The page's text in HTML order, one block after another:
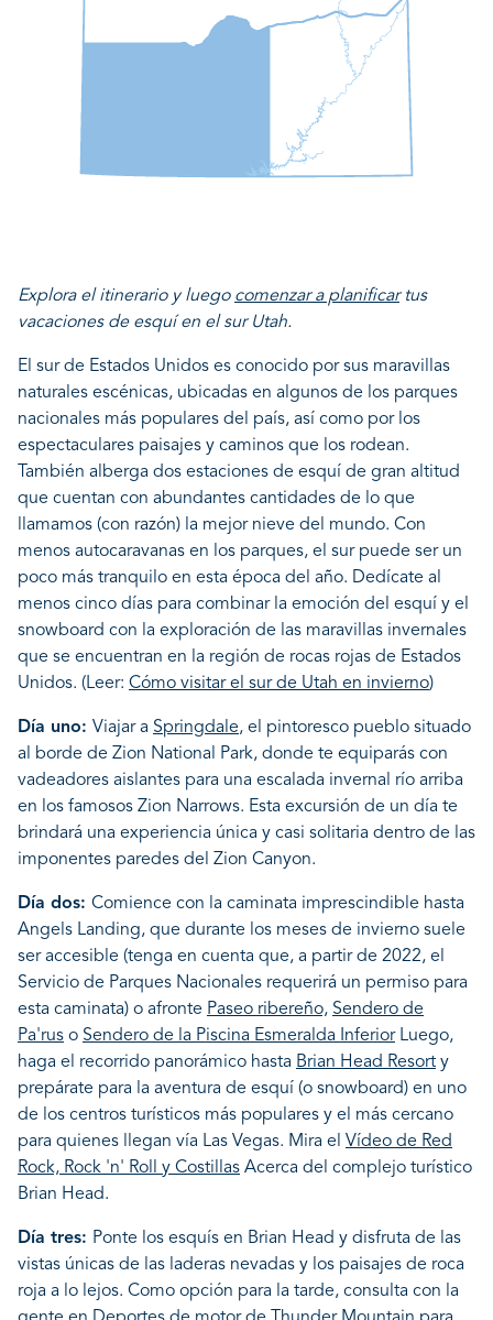
Explora el itinerario y luego comenzar a planificartus
vacaciones de esquí en el sur Utah.
El sur de Estados Unidos es conocido por sus maravillas
naturales escénicas, ubicadas en algunos de los parques
nacionales más populares del país, así como por los
espectaculares paisajes y caminos que los rodean.
También alberga dos estaciones de esquí de gran altitud
que cuentan con abundantes cantidades de lo que
llamamos (con razón) la mejor nieve del mundo. Con
menos autocaravanas en los parques, el sur puede ser un
poco más tranquilo en esta época del año. Dedícate al
menos cinco días para combinar la emoción del esquí y el
snowboard con la exploración de las maravillas invernales
que se encuentran en la región de rocas rojas de Estados
Unidos. (Leer: Cómo visitar el sur de Utah en invierno)
Día uno: Viajar a Springdale, el pintoresco pueblo situado
al borde de Zion National Park, donde te equiparás con
vadeadores aislantes para una escalada invernal río arriba
en los famosos Zion Narrows. Esta excursión de un día te
brindará una experiencia única y casi solitaria dentro de las
imponentes paredes del Zion Canyon.
Día dos: Comience con la caminata imprescindible hasta
Angels Landing, que durante los meses de invierno suele
ser accesible (tenga en cuenta que, a partir de 2022, el
Servicio de Parques Nacionales requerirá un permiso para
esta caminata) o afronte Paseo ribereño, Sendero de
Pa'rus o Sendero de la Piscina Esmeralda InferiorLuego,
haga el recorrido panorámico hasta Brian Head Resort y
prepárate para la aventura de esquí (o snowboard) en uno
de los centros turísticos más populares y el más cercano
para quienes llegan vía Las Vegas. Mira el Vídeo de Red
Rock, Rock 'n' Roll y Costillas Acerca del complejo turístico
Brian Head.
Día tres: Ponte los esquís en Brian Head y disfruta de las
vistas únicas de las laderas nevadas y los paisajes de roca
roja a lo lejos. Como opción para la tarde, consulta con la